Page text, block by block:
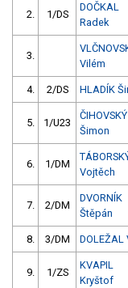
2. 1/DS
DOČKAL
Radek
3.
Vilém
4. 2/DS HLADÍK
5. 1/U23
ČIHOVSKÝ
Šimon
6. 1/DM
Vojtěch
7. 2/DM
DVORNÍK
Štěpán
8. 3/DM DOLEŽAL
9. 1/ZS
KVAPIL
Kryštof